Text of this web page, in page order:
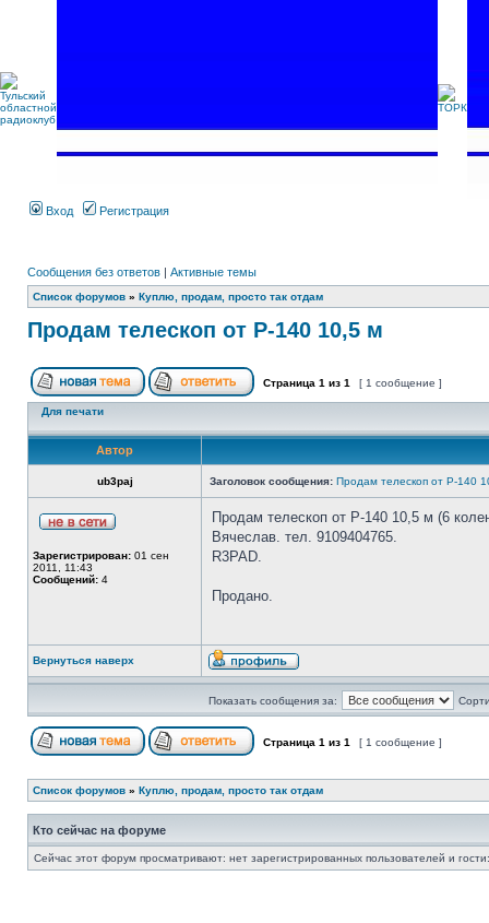
Вход Регистрация
Сообщения без ответов | Активные темы
Список форумов » Куплю, продам, просто так отдам
Продам телескоп от Р-140 10,5 м
Страница 1 из 1 [ 1 сообщение ]
Для печати
Автор
ub3paj Заголовок сообщения: Продам телескоп от Р-140
Зарегистрирован: 01 сен
2011, 11:43
Сообщений: 4
Продам телескоп от Р-140 10,5 м (6
Вячеслав. тел. 9109404765.
R3PAD.
Продано.
Вернуться наверх
Показать сообщения за:
Страница 1 из 1 [ 1 сообщение ]
Список форумов » Куплю, продам, просто так отдам
Кто сейчас на форуме
Сейчас этот форум просматривают: нет зарегистрированных пользователей и